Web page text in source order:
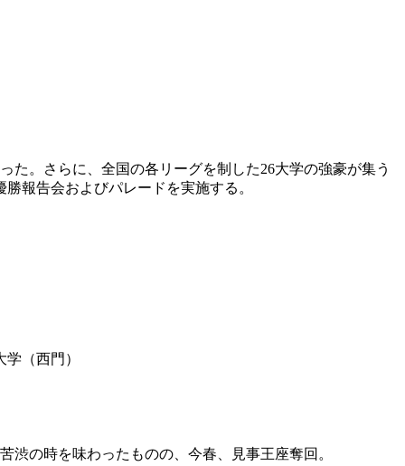
た。さらに、全国の各リーグを制した26大学の強豪が集う
報告会およびパレードを実施する。
（西門）
の時を味わったものの、今春、見事王座奪回。